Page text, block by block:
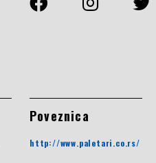
Poveznica
http://www.paletari.co.rs/